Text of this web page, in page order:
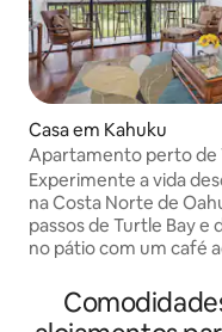
Casa em Kahuku
Apartamento perto de
piscina, praia e
Experimente a vida
na Costa Norte de
passos de Turtle Bay e da
no pátio com um café
N.º de hóspedes: 4 | 1
camas | 2 casas de banho - Piscina